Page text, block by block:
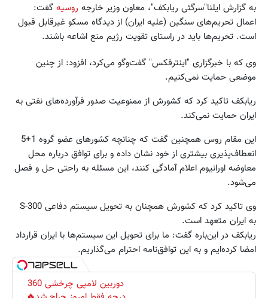
به گزارش ایلنا"سرگئی ریابکف"، معاون وزیر خارجه روسیه گفت:
اعمال تحریم‌های سنگین (علیه ایران) از دیدگاه مسکو غیرقابل قبول
است. تحریم‌ها باید در راستای تقویت رژیم منع اشاعه باشند.
وی که با خبرگزاری "اینترفکس" گفت‌وگو می‌کرد، افزود: از چنین
موضعی حمایت نمی‌کنیم.
ریابکف تاکید کرد که کشورش از ممنوعیت صدور فرآورده‌های نفتی به
ایران حمایت نمی‌کند.
این مقام روس همچنین گفت که چنانچه کشور‌های عضو گروه 1+5
انعطاف‌پذیری بیشتری از خود نشان داده و برای توافق درباره محل
معاوضه اورانیوم اعلام آمادگی کنند، این مسئله به راحتی حل و فصل
می‌شود.
وی تاکید کرد که کشورش همچنان به تحویل سیستم دفاعی S-300
به ایران متعهد است.
ریابکف در این‌باره گفت: ما برای تحویل این سیستم‌ها با ایران قرارداد
امضا کرده‌ایم و به این توافق‌نامه احترام می‌گذاریم.
دوربین لامپی چرخشی 360